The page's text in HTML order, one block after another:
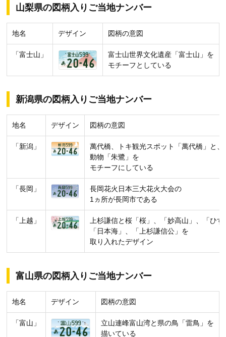
山梨県の図柄入りご当地ナンバー
地名 デザイン 図柄の意図
「富士山」
富士山世界文化遺産「富士山」を
モチーフとしている
新潟県の図柄入りご当地ナンバー
地名 デザイン 図柄の意図
「新潟」
萬代橋、トキ観光スポット「萬代橋」と、
動物「朱鷺」を
モチーフにしている
「長岡」
長岡花火日本三大花火大会の
1ヵ所が長岡市である
「上越」
上杉謙信と桜「桜」、「妙高山」、「ひ
「日本海」、「上杉謙信公」を
取り入れたデザイン
富山県の図柄入りご当地ナンバー
地名 デザイン 図柄の意図
「富山」
立山連峰富山湾と県の鳥「雷鳥」を
描いている